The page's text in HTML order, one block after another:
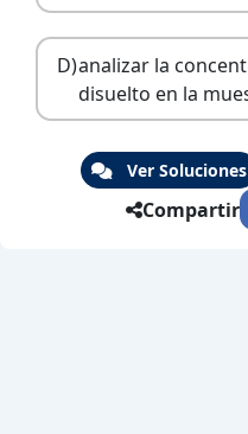
D)analizar la
disuelto en la
Ver Soluciones
Compartir